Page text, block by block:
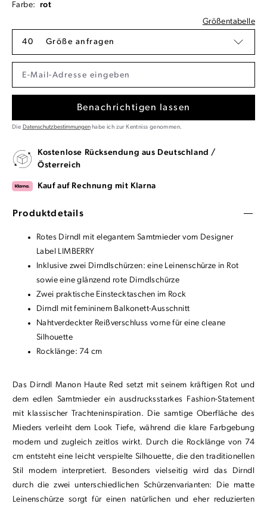
Farbe: rot
Größentabelle
40 Größe anfragen
Benachrichtigen lassen
Die Datenschutzbestimmungenhabe ich zur Kentniss genommen.
Kostenlose Rücksendung aus Deutschland /
Österreich
Kauf auf Rechnung mit Klarna
Produktdetails
Rotes Dirndl mit elegantem Samtmieder vom Designer
Label LIMBERRY
Inklusive zwei Dirndlschürzen: eine Leinenschürze in Rot
sowie eine glänzend rote Dirndlschürze
Zwei praktische Einstecktaschen im Rock
Dirndl mit femininem Balkonett-Ausschnitt
Nahtverdeckter Reißverschluss vorne für eine cleane
Silhouette
Rocklänge: 74 cm
Das Dirndl Manon Haute Red setzt mit seinem kräftigen Rot und
dem edlen Samtmieder ein ausdrucksstarkes Fashion-Statement
mit klassischer Trachteninspiration. Die samtige Oberfläche des
Mieders verleiht dem Look Tiefe, während die klare Farbgebung
modern und zugleich zeitlos wirkt. Durch die Rocklänge von 74
cm entsteht eine leicht verspielte Silhouette, die den traditionellen
Stil modern interpretiert. Besonders vielseitig wird das Dirndl
durch die zwei unterschiedlichen Schürzenvarianten: Die matte
Leinenschürze sorgt für einen natürlichen und eher reduzierten